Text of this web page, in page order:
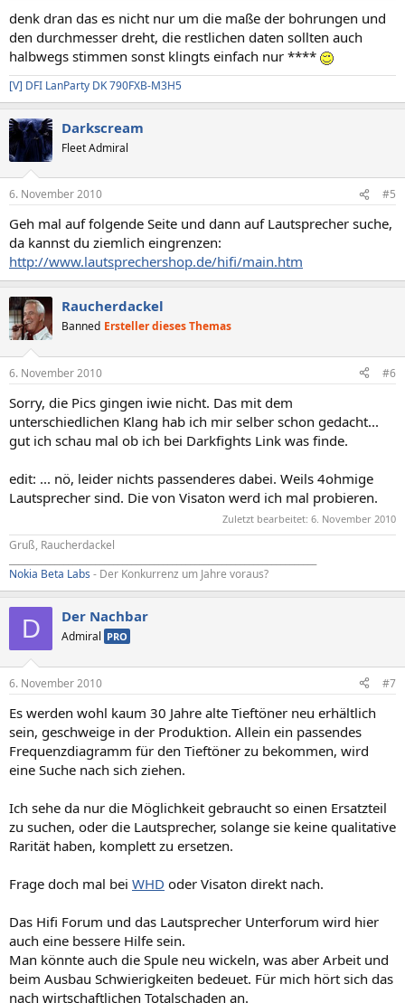
denk dran das es nicht nur um die maße der bohrungen und
den durchmesser dreht, die restlichen daten sollten auch
halbwegs stimmen sonst klingts einfach nur ****
[V] DFI LanParty DK 790FXB-M3H5
Darkscream
Fleet Admiral
6. November 2010 #5
Geh mal auf folgende Seite und dann auf Lautsprecher suche,
da kannst du ziemlich eingrenzen:
http://www.lautsprechershop.de/hifi/main.htm
Raucherdackel
Banned Ersteller dieses Themas
6. November 2010 #6
Sorry, die Pics gingen iwie nicht. Das mit dem
unterschiedlichen Klang hab ich mir selber schon gedacht...
gut ich schau mal ob ich bei Darkfights Link was finde.
edit: ... nö, leider nichts passenderes dabei. Weils 4ohmige
Lautsprecher sind. Die von Visaton werd ich mal probieren.
Zuletzt bearbeitet: 6. November 2010
Gruß, Raucherdackel
Nokia Beta Labs - Der Konkurrenz um Jahre voraus?
D Der Nachbar
Admiral PRO
6. November 2010 #7
Es werden wohl kaum 30 Jahre alte Tieftöner neu erhältlich
sein, geschweige in der Produktion. Allein ein passendes
Frequenzdiagramm für den Tieftöner zu bekommen, wird
eine Suche nach sich ziehen.
Ich sehe da nur die Möglichkeit gebraucht so einen Ersatzteil
zu suchen, oder die Lautsprecher, solange sie keine qualitative
Rarität haben, komplett zu ersetzen.
Frage doch mal bei WHD oder Visaton direkt nach.
Das Hifi Forum und das Lautsprecher Unterforum wird hier
auch eine bessere Hilfe sein.
Man könnte auch die Spule neu wickeln, was aber Arbeit und
beim Ausbau Schwierigkeiten bedeuet. Für mich hört sich das
nach wirtschaftlichen Totalschaden an.